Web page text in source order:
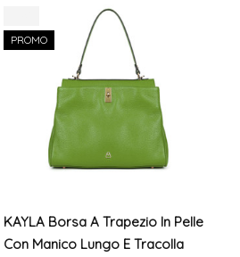
PROMO
KAYLA Borsa A Trapezio In Pelle
Con Manico Lungo E Tracolla